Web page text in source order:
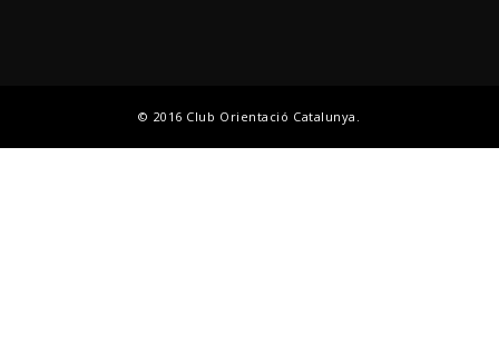
© 2016 Club Orientació Catalunya.